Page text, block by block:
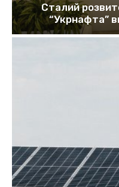
Сталий
“Укрнафта”